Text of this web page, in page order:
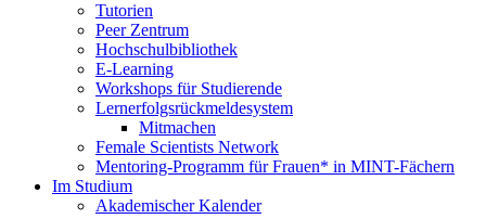
Tutorien
Peer Zentrum
Hochschulbibliothek
E-Learning
Workshops für Studierende
Lernerfolgsrückmeldesystem
Mitmachen
Female Scientists Network
Mentoring-Programm für Frauen* in MINT-Fächern
Im Studium
Akademischer Kalender